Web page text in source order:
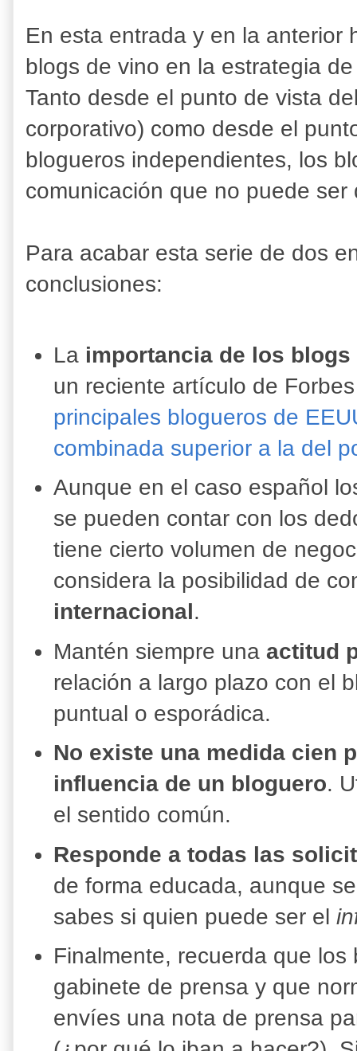
En esta entrada y en la anterior
blogs de vino en la estrategia
Tanto desde el punto de vista
corporativo) como desde el
blogueros independientes, los
comunicación que no puede ser
Para acabar esta serie de dos
conclusiones:
La importancia de los blogs
un reciente artículo de
principales blogueros de
combinada superior a la del
Aunque en el caso español
se pueden contar con los
tiene cierto volumen de
considera la posibilidad de
internacional.
Mantén siempre una actitud
relación a largo plazo con el
puntual o esporádica.
No existe una medida cien
influencia de un bloguero.
el sentido común.
Responde a todas las
de forma educada, aunque
sabes si quien puede ser el
Finalmente, recuerda que
gabinete de prensa y que
envíes una nota de prensa